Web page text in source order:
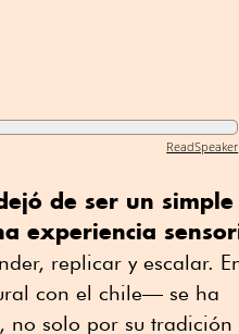
ReadSpeaker
de ser un simple
experiencia
replicar y escalar.
con el chile— se ha
no solo por su tradición